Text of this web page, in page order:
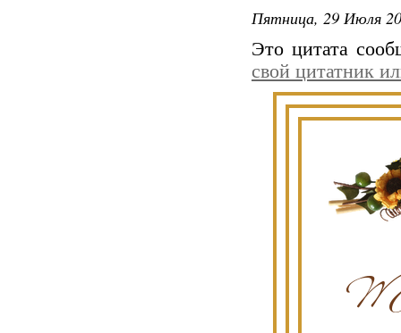
Пятница, 29 Июля
Это цитата
свой цитатник